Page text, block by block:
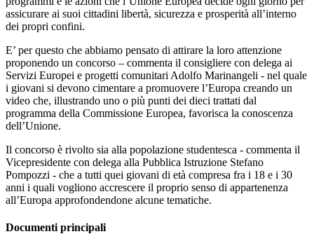
assicurare ai suoi cittadini libertà, sicurezza e prosperità all’interno
dei propri confini.
E’ per questo che abbiamo pensato di attirare la loro attenzione
proponendo un concorso – commenta il consigliere con delega ai
Servizi Europei e progetti comunitari Adolfo Marinangeli - nel quale
i giovani si devono cimentare a promuovere l’Europa creando un
video che, illustrando uno o più punti dei dieci trattati dal
programma della Commissione Europea, favorisca la conoscenza
dell’Unione.
Il concorso è rivolto sia alla popolazione studentesca - commenta il
Vicepresidente con delega alla Pubblica Istruzione Stefano
Pompozzi - che a tutti quei giovani di età compresa fra i 18 e i 30
anni i quali vogliono accrescere il proprio senso di appartenenza
all’Europa approfondendone alcune tematiche.
Documenti principali